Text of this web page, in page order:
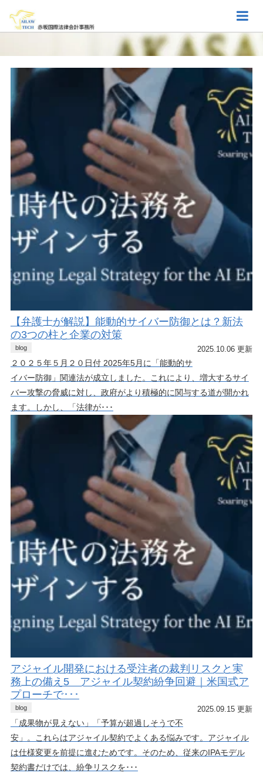
【弁護士が解説】能動的サイバー防御とは？新法
の3つの柱と企業の対策
blog 2025.10.06 更新
２０２５年５月２０日付 2025年5月に「能動的サ
イバー防御」関連法が成立しました。これにより、増大するサイ
バー攻撃の脅威に対し、政府がより積極的に関与する道が開かれ
ます。しかし、「法律が･･･
アジャイル開発における受注者の裁判リスクと実
務上の備え5 アジャイル契約紛争回避｜米国式ア
プローチで･･･
blog 2025.09.15 更新
「成果物が見えない」「予算が超過しそうで不
安」。これらはアジャイル契約でよくある悩みです。アジャイル
は仕様変更を前提に進むためです。そのため、従来のIPAモデル
契約書だけでは、紛争リスクを･･･